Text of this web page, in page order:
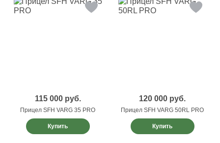
115 000 руб.
Прицел SFH VARG 35 PRO
Купить
120 000 руб.
Прицел SFH VARG 50RL PRO
Купить